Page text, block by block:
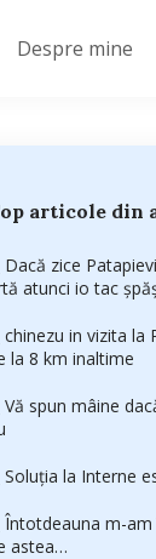
Despre mine
articole din
Dacă zice
atunci io tac
chinezu in vizita la
la 8 km inaltime
Vă spun mâine
Soluţia la Interne
Întotdeauna m-
astea…